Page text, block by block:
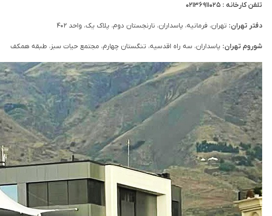
تلفن کارخانه : ۰۲۱۳۶۹۱۱۰۲۵
دفتر تهران: تهران، فرمانیه، پاسداران، نارنجستان دوم، پلاک یک، واحد ۴۰۲
شوروم تهران: پاسداران، سه راه اقدسیه، تنگستان چهارم، مجتمع حیات سبز، طبقه همکف